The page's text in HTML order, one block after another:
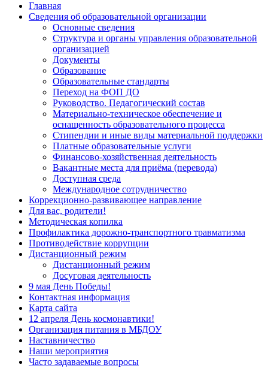
Главная
Сведения об образовательной организации
Основные сведения
Структура и органы управления образовательной
организацией
Документы
Образование
Образовательные стандарты
Переход на ФОП ДО
Руководство. Педагогический состав
Материально-техническое обеспечение и
оснащенность образовательного процесса
Стипендии и иные виды материальной поддержки
Платные образовательные услуги
Финансово-хозяйственная деятельность
Вакантные места для приёма (перевода)
Доступная среда
Международное сотрудничество
Коррекционно-развивающее направление
Для вас, родители!
Методическая копилка
Профилактика дорожно-транспортного травматизма
Противодействие коррупции
Дистанционный режим
Дистанционный режим
Досуговая деятельность
9 мая День Победы!
Контактная информация
Карта сайта
12 апреля День космонавтики!
Организация питания в МБДОУ
Наставничество
Наши мероприятия
Часто задаваемые вопросы